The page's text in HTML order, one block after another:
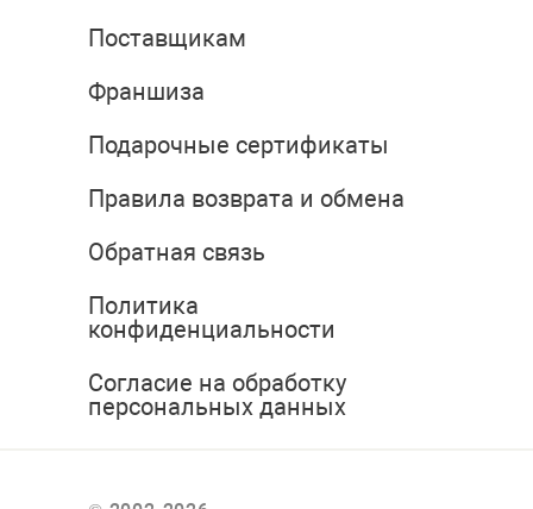
Поставщикам
Франшиза
Подарочные сертификаты
Правила возврата и обмена
Обратная связь
Политика
конфиденциальности
Согласие на обработку
персональных данных